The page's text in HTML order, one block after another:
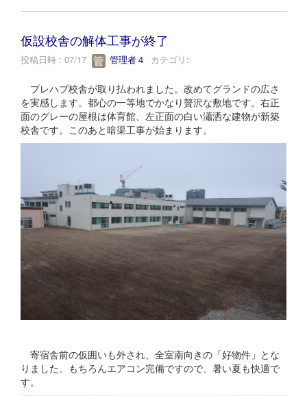
仮設校舎の解体工事が終了
投稿日時 : 07/17 管理者４ カテゴリ:
プレハブ校舎が取り払われました。改めてグランドの広さ
を実感します。都心の一等地でかなり贅沢な敷地です。右正
面のグレーの屋根は体育館、左正面の白い瀟洒な建物が新築
校舎です。このあと暗渠工事が始まります。
寄宿舎前の仮囲いも外され、全室南向きの「好物件」とな
りました。もちろんエアコン完備ですので、暑い夏も快適で
す。